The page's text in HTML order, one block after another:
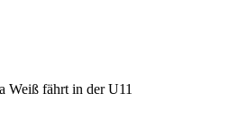
Weiß fährt in der U11